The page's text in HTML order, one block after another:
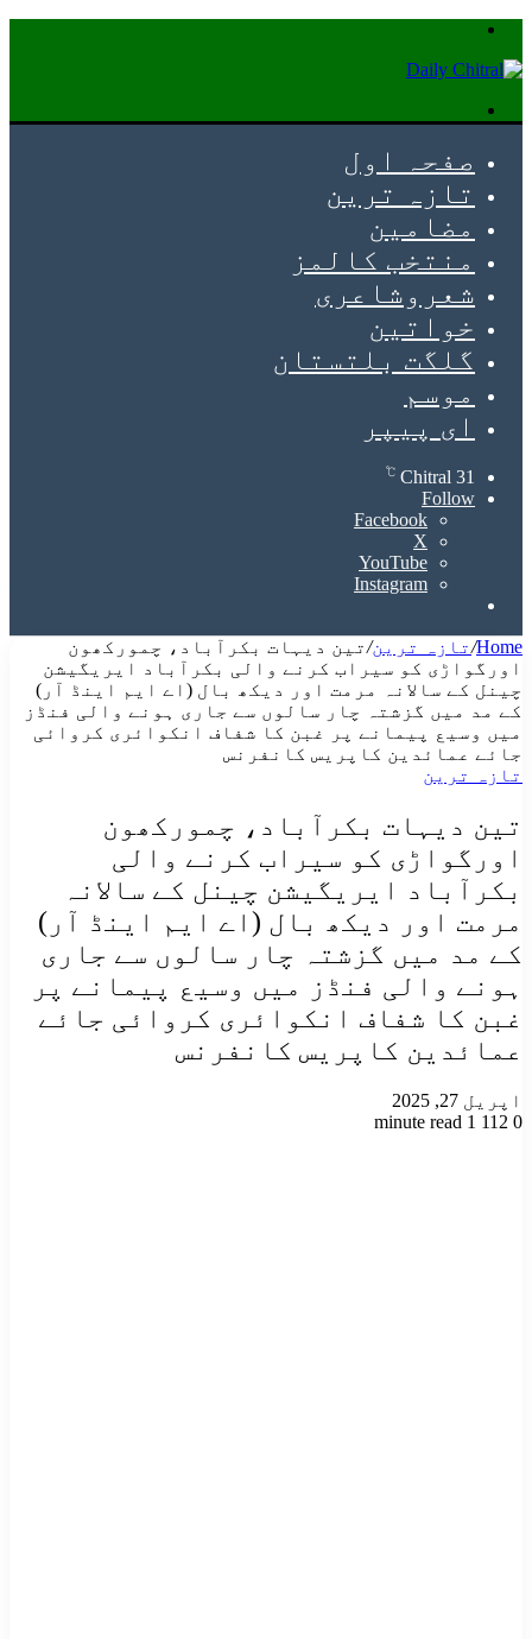
for
صفحہ اول
تازہ ترین
مضامین
منتخب کالمز
شعروشاعری
خواتین
گلگت بلتستان
موسم
ای پیپر
Chitral 31
℃
Follow
Facebook
X
YouTube
Instagram
Home
/تازہ ترین/تین دیہات بکرآباد، چمورکھون
اورگواڑی کو سیراب کرنے والی بکرآباد ایریگیشن
چینل کے سالانہ مرمت اور دیکھ بال (اے ایم اینڈ آر)
کے مد میں گزشتہ چار سالوں سے جاری ہونے والی فنڈز
میں وسیع پیمانے پر غبن کا شفاف انکوائری کروائی
جائے عمائدین کاپریس کانفرنس
تازہ ترین
تین دیہات بکرآباد، چمورکھون
اورگواڑی کو سیراب کرنے والی
بکرآباد ایریگیشن چینل کے سالانہ
مرمت اور دیکھ بال (اے ایم اینڈ آر)
کے مد میں گزشتہ چار سالوں سے جاری
ہونے والی فنڈز میں وسیع پیمانے پر
غبن کا شفاف انکوائری کروائی جائے
عمائدین کاپریس کانفرنس
اپریل 27, 2025
0
1 minute read